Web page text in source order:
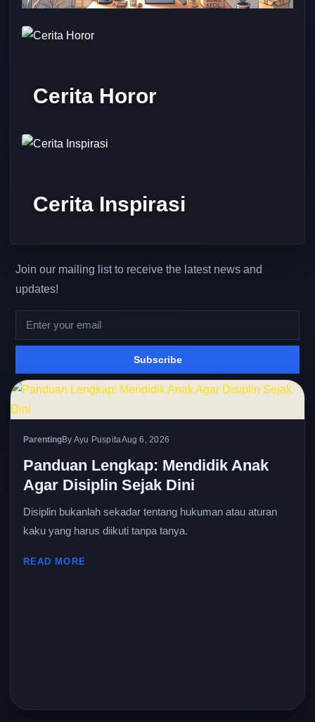
Cerita Horor
Cerita Inspirasi
Join our mailing list to receive the latest news and
updates!
Subscribe
ParentingBy Ayu PuspitaAug 6, 2026
Panduan Lengkap: Mendidik Anak
Agar Disiplin Sejak Dini
Disiplin bukanlah sekadar tentang hukuman atau aturan
kaku yang harus diikuti tanpa tanya.
READ MORE